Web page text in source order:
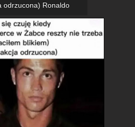
odrzucona) Ronaldo